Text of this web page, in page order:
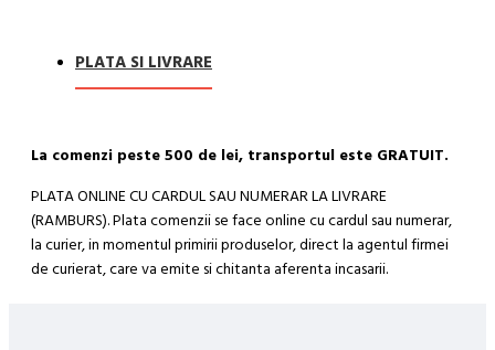
PLATA SI LIVRARE
La comenzi peste 500 de lei, transportul este GRATUIT.
PLATA ONLINE CU CARDUL SAU NUMERAR LA LIVRARE
(RAMBURS). Plata comenzii se face online cu cardul sau numerar,
la curier, in momentul primirii produselor, direct la agentul firmei
de curierat, care va emite si chitanta aferenta incasarii.